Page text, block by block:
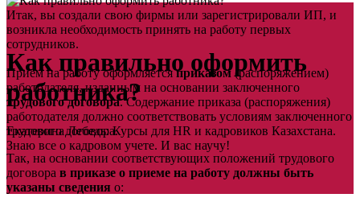
Как правильно оформить
работника?
Екатерина Лебедь: Курсы для HR и кадровиков Казахстана.
Знаю все о кадровом учете. И вас научу!
Итак, вы создали свою фирмы или зарегистрировали ИП, и
возникла необходимость принять на работу первых
сотрудников.
Прием на работу оформляетсяприказом(распоряжением)
работодателя, изданным на основании заключенного
трудового договора. Содержание приказа (распоряжения)
работодателя должно соответствовать условиям заключенного
трудового договора.
Так, на основании соответствующих положений трудового
договора в приказе о приеме на работу должны быть
указаны сведения о: